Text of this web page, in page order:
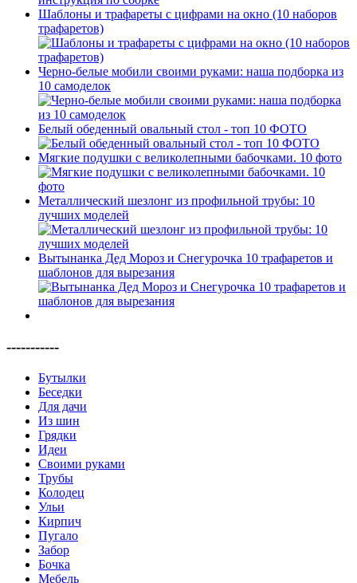
Шаблоны и трафареты с цифрами на окно (10 наборов
трафаретов)
Черно-белые мобили своими руками: наша подборка из
10 самоделок
Белый обеденный овальный стол - топ 10 ФОТО
Мягкие подушки с великолепными бабочками. 10 фото
Металлический шезлонг из профильной трубы: 10
лучших моделей
Вытынанка Дед Мороз и Снегурочка 10 трафаретов и
шаблонов для вырезания
-----------
Бутылки
Беседки
Для дачи
Из шин
Грядки
Идеи
Своими руками
Трубы
Колодец
Ульи
Кирпич
Пугало
Забор
Бочка
Мебель